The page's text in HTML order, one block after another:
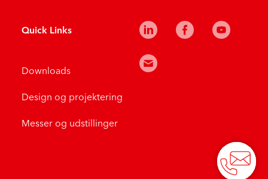
Quick Links
Downloads
Design og projektering
Messer og udstillinger